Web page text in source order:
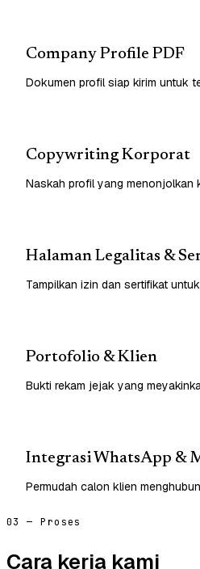
Company Profile PDF
Dokumen profil siap kirim untuk
Copywriting Korporat
Naskah profil yang menonjolkan
Halaman Legalitas &
Tampilkan izin dan sertifikat
Portofolio & Klien
Bukti rekam jejak yang
Integrasi WhatsApp &
Permudah calon klien
03 — Proses
Cara kerja kami